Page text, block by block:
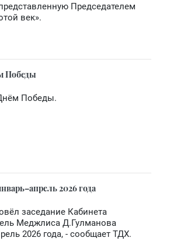
Председателем
век».
Победы
Победы.
2026 года
заседание Кабинета
Меджлиса Д.Гулманова
2026 года, - сообщает ТДХ.